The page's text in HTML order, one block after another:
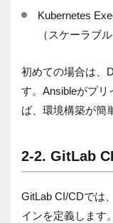
Kubernetes
（スケーラブル
初めての場合は、
す。 Ansibleがプリ
ば、 環境構築が簡
2-2. GitLab
GitLab CI/CDでは、
インを定義します